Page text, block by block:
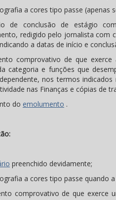
a cores tipo passe (apenas
de conclusão de estágio
redigido pelo jornalista com
a datas de início e
comprovativo de que
categoria e funções que
nos termos
nas Finanças e cópias de
do emolumento .
preenchido devidamente;
a cores tipo passe quando
comprovativo de que exerce